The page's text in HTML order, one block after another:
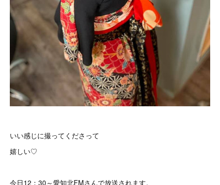
いい感じに撮ってくださって
嬉しい♡
今日12：30～愛知北FMさんで放送されます。